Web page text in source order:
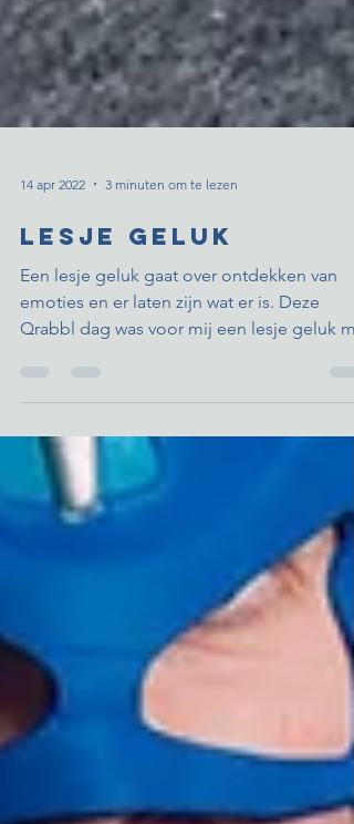
3 minuten om te lezen
Een lesje geluk gaat over ontdekken van
emoties en er laten zijn wat er is. Deze
Qrabbl dag was voor mij een lesje geluk
hoofdletter G!